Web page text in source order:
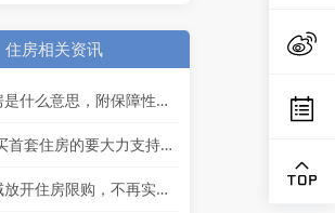
住房相关资讯
保障性住房是什么意思，附保障性住房申请条件
住建部:对买首套住房的要大力支持，让新市民、青年人能够更好地安居
东莞市全域放开住房限购，不再实行商品住房限购政策